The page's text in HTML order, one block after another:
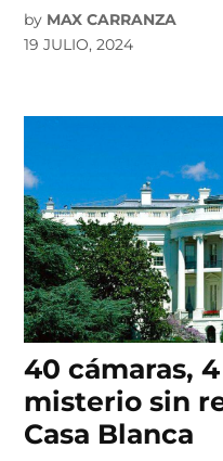
by MAX CARRANZA
19 JULIO, 2024
40 cámaras,
misterio sin
Casa Blanca